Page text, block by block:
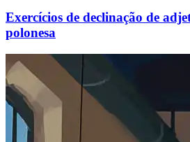
Exercícios de declinação de
polonesa